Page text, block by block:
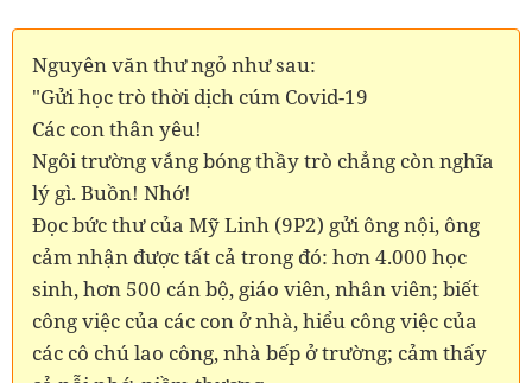
Nguyên văn thư ngỏ như sau:
"Gửi học trò thời dịch cúm Covid-19
Các con thân yêu!
Ngôi trường vắng bóng thầy trò chẳng còn nghĩa
lý gì. Buồn! Nhớ!
Đọc bức thư của Mỹ Linh (9P2) gửi ông nội, ông
cảm nhận được tất cả trong đó: hơn 4.000 học
sinh, hơn 500 cán bộ, giáo viên, nhân viên; biết
công việc của các con ở nhà, hiểu công việc của
các cô chú lao công, nhà bếp ở trường; cảm thấy